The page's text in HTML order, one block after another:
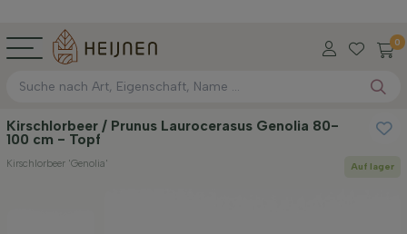
0
Kirschlorbeer / Prunus Laurocerasus Genolia 80-
100 cm - Topf
Kirschlorbeer 'Genolia' Auf lager